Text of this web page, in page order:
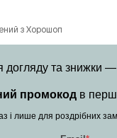
з Хорошоп
догляду та знижки
промокод в
і лише для роздрібних